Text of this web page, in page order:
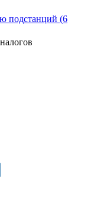
подстанций (6